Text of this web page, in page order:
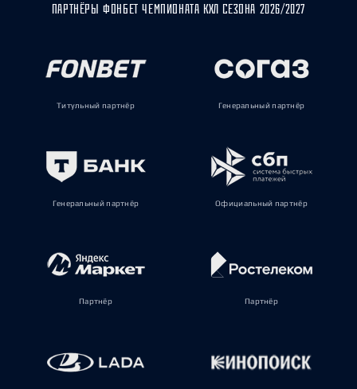
ПАРТНЁРЫ ФОНБЕТ ЧЕМПИОНАТА КХЛ СЕЗОНА 2026/2027
Титульный партнёр Генеральный партнёр
Генеральный партнёр Официальный партнёр
Партнёр Партнёр